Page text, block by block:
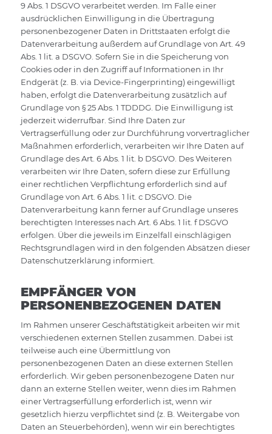
9 Abs. 1 DSGVO verarbeitet werden. Im Falle einer
ausdrücklichen Einwilligung in die Übertragung
personenbezogener Daten in Drittstaaten erfolgt die
Datenverarbeitung außerdem auf Grundlage von Art. 49
Abs. 1 lit. a DSGVO. Sofern Sie in die Speicherung von
Cookies oder in den Zugriff auf Informationen in Ihr
Endgerät (z. B. via Device-Fingerprinting) eingewilligt
haben, erfolgt die Datenverarbeitung zusätzlich auf
Grundlage von § 25 Abs. 1 TDDDG. Die Einwilligung ist
jederzeit widerrufbar. Sind Ihre Daten zur
Vertragserfüllung oder zur Durchführung vorvertraglicher
Maßnahmen erforderlich, verarbeiten wir Ihre Daten auf
Grundlage des Art. 6 Abs. 1 lit. b DSGVO. Des Weiteren
verarbeiten wir Ihre Daten, sofern diese zur Erfüllung
einer rechtlichen Verpflichtung erforderlich sind auf
Grundlage von Art. 6 Abs. 1 lit. c DSGVO. Die
Datenverarbeitung kann ferner auf Grundlage unseres
berechtigten Interesses nach Art. 6 Abs. 1 lit. f DSGVO
erfolgen. Über die jeweils im Einzelfall einschlägigen
Rechtsgrundlagen wird in den folgenden Absätzen dieser
Datenschutzerklärung informiert.
EMPFÄNGER VON
PERSONENBEZOGENEN DATEN
Im Rahmen unserer Geschäftstätigkeit arbeiten wir mit
verschiedenen externen Stellen zusammen. Dabei ist
teilweise auch eine Übermittlung von
personenbezogenen Daten an diese externen Stellen
erforderlich. Wir geben personenbezogene Daten nur
dann an externe Stellen weiter, wenn dies im Rahmen
einer Vertragserfüllung erforderlich ist, wenn wir
gesetzlich hierzu verpflichtet sind (z. B. Weitergabe von
Daten an Steuerbehörden), wenn wir ein berechtigtes